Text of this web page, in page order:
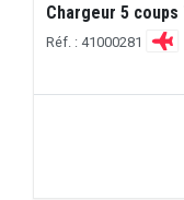
Chargeur 5 coups
Réf. : 41000281